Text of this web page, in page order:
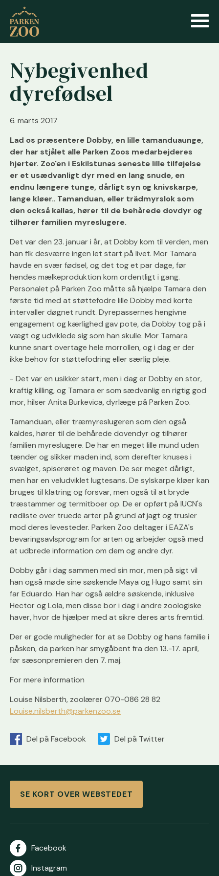
Nybegivenhed
dyrefødsel
6. marts 2017
Lad os præsentere Dobby, en lille tamanduaunge,
der har stjålet alle Parken Zoos medarbejderes
hjerter. Zoo'en i Eskilstunas seneste lille tilføjelse
er et usædvanligt dyr med en lang snude, en
endnu længere tunge, dårligt syn og knivskarpe,
lange kløer.. Tamanduan, eller trädmyrslok som
den också kallas, hører til de behårede dovdyr og
tilhører familien myreslugere.
Det var den 23. januar i år, at Dobby kom til verden, men
han fik desværre ingen let start på livet. Mor Tamara
havde en svær fødsel, og det tog et par dage, før
hendes mælkeproduktion kom ordentligt i gang.
Personalet på Parken Zoo måtte så hjælpe Tamara den
første tid med at støttefodre lille Dobby med korte
intervaller døgnet rundt. Dyrepassernes hengivne
engagement og kærlighed gav pote, da Dobby tog på i
vægt og udviklede sig som han skulle. Mor Tamara
kunne snart overtage hele morrollen, og i dag er der
ikke behov for støttefodring eller særlig pleje.
- Det var en usikker start, men i dag er Dobby en stor,
kraftig killing, og Tamara er som sædvanlig en rigtig god
mor, hilser Anita Burkevica, dyrlæge på Parken Zoo.
Tamanduan, eller træmyreslugeren som den også
kaldes, hører til de behårede dovendyr og tilhører
familien myreslugere. De har en meget lille mund uden
tænder og slikker maden ind, som derefter knuses i
svælget, spiserøret og maven. De ser meget dårligt,
men har en veludviklet lugtesans. De sylskarpe kløer kan
bruges til klatring og forsvar, men også til at bryde
træstammer og termitboer op. De er opført på IUCN's
rødliste over truede arter på grund af jagt og trusler
mod deres levesteder. Parken Zoo deltager i EAZA's
bevaringsavls­­­­program for arten og arbejder også med
at udbrede information om dem og andre dyr.
Dobby går i dag sammen med sin mor, men på sigt vil
han også møde sine søskende Maya og Hugo samt sin
far Eduardo. Han har også ældre søskende, inklusive
Hector og Lola, men disse bor i dag i andre zoologiske
haver, hvor de hjælper med at sikre deres arts fremtid.
Der er gode muligheder for at se Dobby og hans familie i
påsken, da parken har smygåbent fra den 13.-17. april,
før sæsonpremieren den 7. maj.
For mere information
Louise Nilsberth, zoolærer 070-086 28 82
Louise.nilsberth@parkenzoo.se
Del på Facebook Del på Twitter
SE KORT OVER WEBSTEDET
Facebook
Instagram